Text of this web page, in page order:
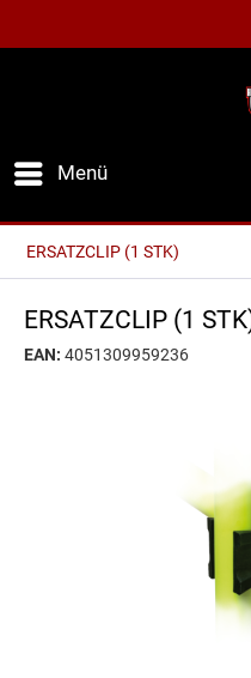
Menü
ERSATZCLIP (1 STK)
ERSATZCLIP (1
EAN: 4051309959236